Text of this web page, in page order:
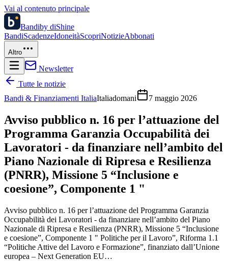
Vai al contenuto principale
Bandiby diShine
BandiScadenzeIdoneitàScopriNotizieAbbonati
Altro
Newsletter
Tutte le notizie
Bandi & Finanziamenti ItaliaItaliadomani 7 maggio 2026
Avviso pubblico n. 16 per l’attuazione del
Programma Garanzia Occupabilità dei
Lavoratori - da finanziare nell’ambito del
Piano Nazionale di Ripresa e Resilienza
(PNRR), Missione 5 “Inclusione e
coesione”, Componente 1 "
Avviso pubblico n. 16 per l’attuazione del Programma Garanzia
Occupabilità dei Lavoratori - da finanziare nell’ambito del Piano
Nazionale di Ripresa e Resilienza (PNRR), Missione 5 “Inclusione
e coesione”, Componente 1 " Politiche per il Lavoro”, Riforma 1.1
“Politiche Attive del Lavoro e Formazione”, finanziato dall’Unione
europea – Next Generation EU…